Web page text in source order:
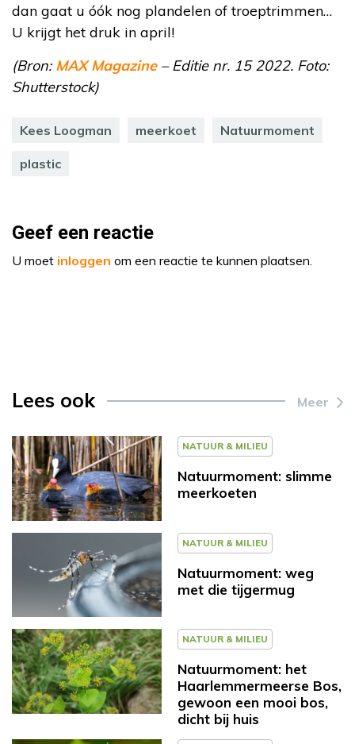
dan gaat u óók nog plandelen of troeptrimmen…
U krijgt het druk in april!
(Bron:MAX Magazine– Editie nr. 15 2022. Foto:
Shutterstock)
Kees Loogman meerkoet Natuurmoment
plastic
Geef een reactie
U moet inloggen om een reactie te kunnen plaatsen.
Lees ook Meer
NATUUR & MILIEU
Natuurmoment: slimme
meerkoeten
NATUUR & MILIEU
Natuurmoment: weg
met die tijgermug
NATUUR & MILIEU
Natuurmoment: het
Haarlemmermeerse Bos,
gewoon een mooi bos,
dicht bij huis